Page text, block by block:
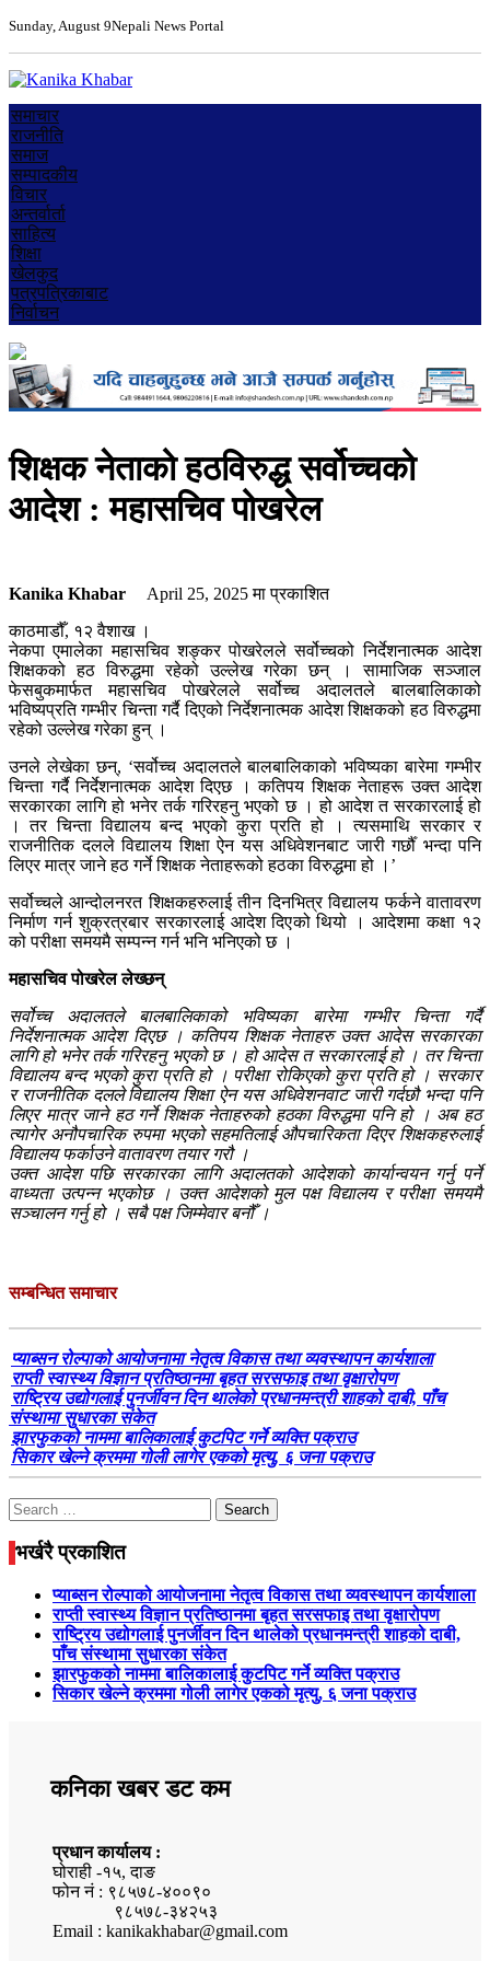
Sunday, August 9Nepali News Portal
समाचार
राजनीति
समाज
सम्पादकीय
विचार
अन्तर्वार्ता
साहित्य
शिक्षा
खेलकुद
पत्रपत्रिकाबाट
निर्वाचन
शिक्षक नेताको हठविरुद्ध सर्वोच्चको
आदेश : महासचिव पोखरेल
Kanika Khabar April 25, 2025मा प्रकाशित
काठमाडौँ, १२ वैशाख ।
नेकपा एमालेका महासचिव शङ्कर पोखरेलले सर्वोच्चको निर्देशनात्मक आदेश
शिक्षकको हठ विरुद्धमा रहेको उल्लेख गरेका छन् । सामाजिक सञ्जाल
फेसबुकमार्फत महासचिव पोखरेलले सर्वोच्च अदालतले बालबालिकाको
भविष्यप्रति गम्भीर चिन्ता गर्दै दिएको निर्देशनात्मक आदेश शिक्षकको हठ विरुद्धमा
रहेको उल्लेख गरेका हुन् ।
उनले लेखेका छन्, ‘सर्वोच्च अदालतले बालबालिकाको भविष्यका बारेमा गम्भीर
चिन्ता गर्दै निर्देशनात्मक आदेश दिएछ । कतिपय शिक्षक नेताहरू उक्त आदेश
सरकारका लागि हो भनेर तर्क गरिरहनु भएको छ । हो आदेश त सरकारलाई हो
। तर चिन्ता विद्यालय बन्द भएको कुरा प्रति हो । त्यसमाथि सरकार र
राजनीतिक दलले विद्यालय शिक्षा ऐन यस अधिवेशनबाट जारी गर्छौँ भन्दा पनि
लिएर मात्र जाने हठ गर्ने शिक्षक नेताहरूको हठका विरुद्धमा हो ।’
सर्वोच्चले आन्दोलनरत शिक्षकहरुलाई तीन दिनभित्र विद्यालय फर्कने वातावरण
निर्माण गर्न शुक्रत्रबार सरकारलाई आदेश दिएको थियो । आदेशमा कक्षा १२
को परीक्षा समयमै सम्पन्न गर्न भनि भनिएको छ ।
महासचिव पोखरेल लेख्छन्
सर्वोच्च अदालतले बालबालिकाको भविष्यका बारेमा गम्भीर चिन्ता गर्दै
निर्देशनात्मक आदेश दिएछ । कतिपय शिक्षक नेताहरु उक्त आदेस सरकारका
लागि हो भनेर तर्क गरिरहनु भएको छ । हो आदेस त सरकारलाई हो । तर चिन्ता
विद्यालय बन्द भएको कुरा प्रति हो । परीक्षा रोकिएको कुरा प्रति हो । सरकार
र राजनीतिक दलले विद्यालय शिक्षा ऐन यस अधिवेशनवाट जारी गर्दछौ भन्दा पनि
लिएर मात्र जाने हठ गर्ने शिक्षक नेताहरुको हठका विरुद्धमा पनि हो । अब हठ
त्यागेर अनौपचारिक रुपमा भएको सहमतिलाई औपचारिकता दिएर शिक्षकहरुलाई
विद्यालय फर्काउने वातावरण तयार गरौ ।
उक्त आदेश पछि सरकारका लागि अदालतको आदेशको कार्यान्वयन गर्नु पर्ने
वाध्यता उत्पन्न भएकोछ । उक्त आदेशको मुल पक्ष विद्यालय र परीक्षा समयमै
सञ्चालन गर्नु हो । सबै पक्ष जिम्मेवार बनौँ ।
सम्बन्धित समाचार
प्याब्सन रोल्पाको आयोजनामा नेतृत्व विकास तथा व्यवस्थापन कार्यशाला
राप्ती स्वास्थ्य विज्ञान प्रतिष्ठानमा बृहत सरसफाइ तथा वृक्षारोपण
राष्ट्रिय उद्योगलाई पुनर्जीवन दिन थालेको प्रधानमन्त्री शाहको दाबी, पाँच
संस्थामा सुधारका संकेत
झारफुकको नाममा बालिकालाई कुटपिट गर्ने व्यक्ति पक्राउ
सिकार खेल्ने क्रममा गोली लागेर एकको मृत्यु, ६ जना पक्राउ
Search
for:
भर्खरै प्रकाशित
प्याब्सन रोल्पाको आयोजनामा नेतृत्व विकास तथा व्यवस्थापन कार्यशाला
राप्ती स्वास्थ्य विज्ञान प्रतिष्ठानमा बृहत सरसफाइ तथा वृक्षारोपण
राष्ट्रिय उद्योगलाई पुनर्जीवन दिन थालेको प्रधानमन्त्री शाहको दाबी,
पाँच संस्थामा सुधारका संकेत
झारफुकको नाममा बालिकालाई कुटपिट गर्ने व्यक्ति पक्राउ
सिकार खेल्ने क्रममा गोली लागेर एकको मृत्यु, ६ जना पक्राउ
कनिका खबर डट कम
प्रधान कार्यालय :
घोराही -१५, दाङ
फोन नं : ९८५७८-४००९०
९८५७८-३४२५३
Email : kanikakhabar@gmail.com